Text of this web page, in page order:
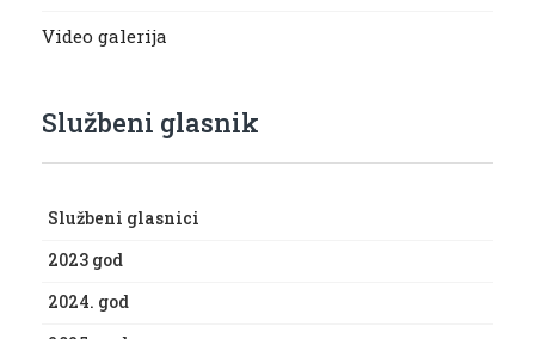
Video galerija
Službeni glasnik
Službeni glasnici
2023 god
2024. god